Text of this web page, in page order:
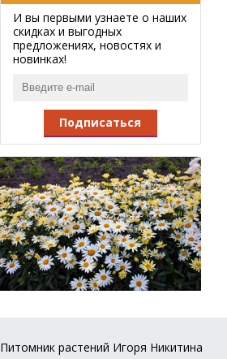
И вы первыми узнаете о наших
скидках и выгодных
предложениях, новостях и
новинках!
Подписаться
Питомник растений Игоря Никитина